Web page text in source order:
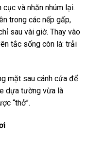
và nhăn nhúm lại.
trong các nếp gấp,
sau vài giờ. Thay vào
tắc sống còn là: trải
mặt sau cánh cửa để
dựa tường vừa là
“thở”.